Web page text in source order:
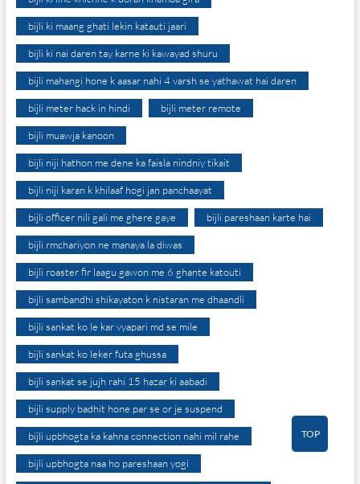
bijli ki maang ghati lekin katauti jaari
bijli ki nai daren tay karne ki kawayad shuru
bijli mahangi hone k aasar nahi 4 varsh se yathawat hai daren
bijli meter hack in hindi bijli meter remote
bijli muawja kanoon
bijli niji hathon me dene ka faisla nindniy tikait
bijli niji karan k khilaaf hogi jan panchaayat
bijli officer nili gali me ghere gaye bijli pareshaan karte hai
bijli rmchariyon ne manaya la diwas
bijli roaster fir laagu gawon me 6 ghante katouti
bijli sambandhi shikayaton k nistaran me dhaandli
bijli sankat ko le kar vyapari md se mile
bijli sankat ko leker futa ghussa
bijli sankat se jujh rahi 15 hazar ki aabadi
bijli supply badhit hone par se or je suspend
bijli upbhogta ka kahna connection nahi mil rahe
bijli upbhogta naa ho pareshaan yogi
TOP